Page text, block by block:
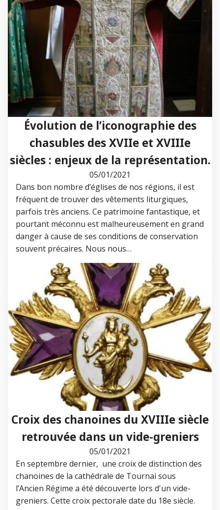
Évolution de l’iconographie des
chasubles des XVIIe et XVIIIe
siècles : enjeux de la représentation.
05/01/2021
Dans bon nombre d’églises de nos régions, il est
fréquent de trouver des vêtements liturgiques,
parfois très anciens. Ce patrimoine fantastique, et
pourtant méconnu est malheureusement en grand
danger à cause de ses conditions de conservation
souvent précaires. Nous nous…
Croix des chanoines du XVIIIe siècle
retrouvée dans un vide-greniers
05/01/2021
En septembre dernier, une croix de distinction des
chanoines de la cathédrale de Tournai sous
l’Ancien Régime a été découverte lors d'un vide-
greniers. Cette croix pectorale date du 18e siècle.